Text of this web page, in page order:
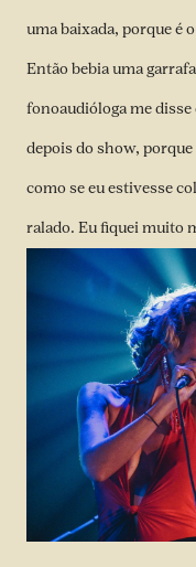
uma baixada, porque é
Então bebia uma
fonoaudióloga me
depois do show,
como se eu estivesse
ralado. Eu fiquei muito